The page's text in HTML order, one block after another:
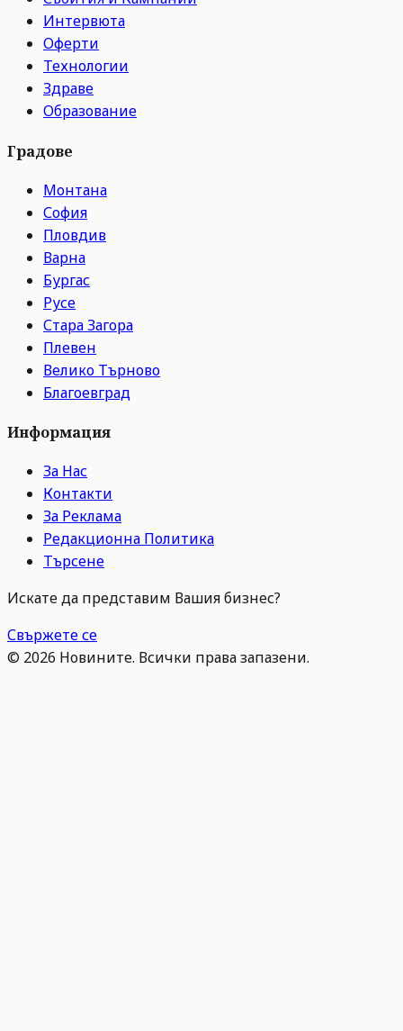
Интервюта
Оферти
Технологии
Здраве
Образование
Градове
Монтана
София
Пловдив
Варна
Бургас
Русе
Стара Загора
Плевен
Велико Търново
Благоевград
Информация
За Нас
Контакти
За Реклама
Редакционна Политика
Търсене
Искате да представим Вашия бизнес?
Свържете се
© 2026 Новините. Всички права запазени.